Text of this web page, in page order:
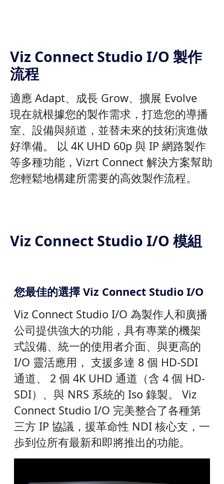
Viz Connect Studio I/O 製作
流程
適應 Adapt、成長 Grow、擴展 Evolve
現在就根據您的製作需求，打造您的導播
室、設備與頻道，並替未來的技術演進做
好準備。 以 4K UHD 60p 與 IP 網路製作
等多種功能，Vizrt Connect 解決方案幫助
您輕鬆地構建所需要的高效製作流程。
Viz Connect Studio I/O 模組
您最佳的選擇 Viz Connect Studio I/O
Viz Connect Studio I/O 為製作人和廣播
公司提供強大的功能，具有專業的機架
式設備、統一的使用者介面、與更高的
I/O 靈活應用， 支援多達 8 個 HD-SDI
通道、 2 個 4K UHD 通道（含 4 個 HD-
SDI）、與 NRS 系統的 Iso 錄製。 Viz
Connect Studio I/O 完美整合了各種第
三方 IP 協議，援革命性 NDI 核心支，一
歩到位所有最新和即將推出的功能。